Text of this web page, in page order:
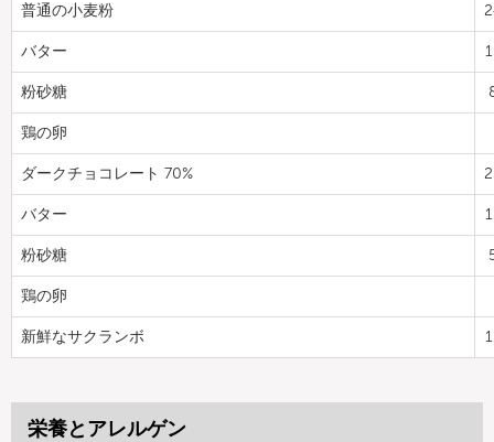
普通の小麦粉
バター
粉砂糖
鶏の卵
ダークチョコレート 70%
バター
粉砂糖
鶏の卵
新鮮なサクランボ
栄養とアレルゲン